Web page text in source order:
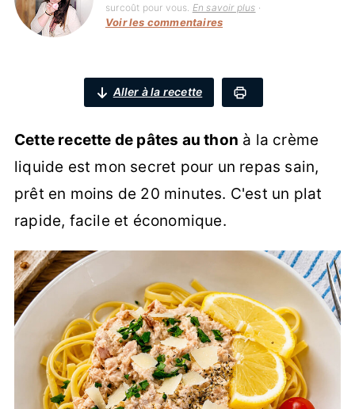
surcoût pour vous. En savoir plus ·
Voir les commentaires
Aller à la recette
Cette recette de pâtes au thon à la crème
liquide est mon secret pour un repas sain,
prêt en moins de 20 minutes. C'est un plat
rapide, facile et économique.